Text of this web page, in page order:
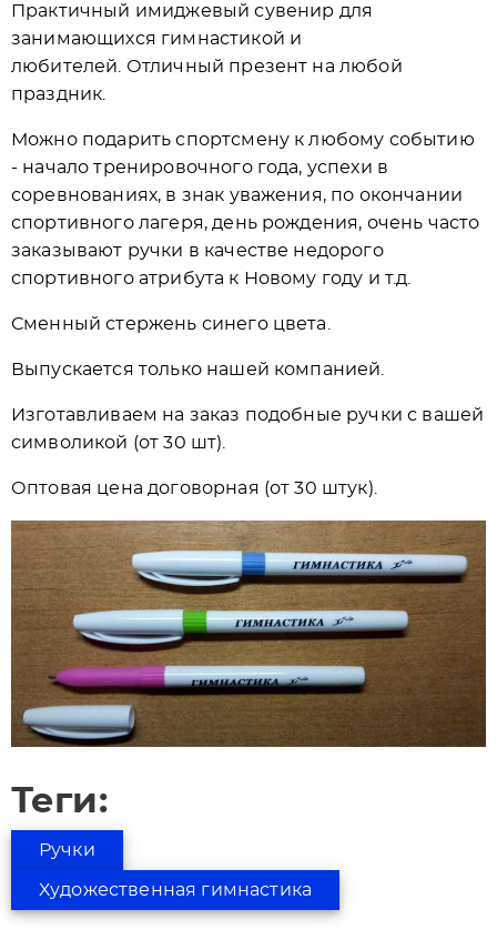
Практичный имиджевый сувенир для
занимающихся гимнастикой и
любителей. Отличный презент на любой
праздник.
Можно подарить спортсмену к любому событию
- начало тренировочного года, успехи в
соревнованиях, в знак уважения, по окончании
спортивного лагеря, день рождения, очень часто
заказывают ручки в качестве недорого
спортивного атрибута к Новому году и т.д.
Сменный стержень синего цвета.
Выпускается только нашей компанией.
Изготавливаем на заказ подобные ручки с вашей
символикой (от 30 шт).
Оптовая цена договорная (от 30 штук).
Теги:
Ручки
Художественная гимнастика